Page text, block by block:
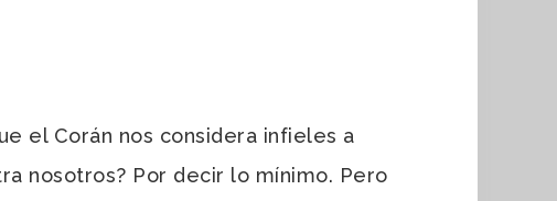
el Corán nos considera infieles a
nosotros? Por decir lo mínimo. Pero